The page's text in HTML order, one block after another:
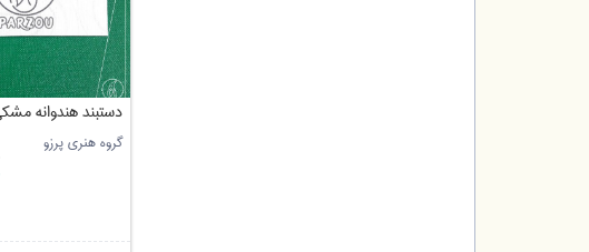
دستبند هندوانه
گروه هنری پرزو